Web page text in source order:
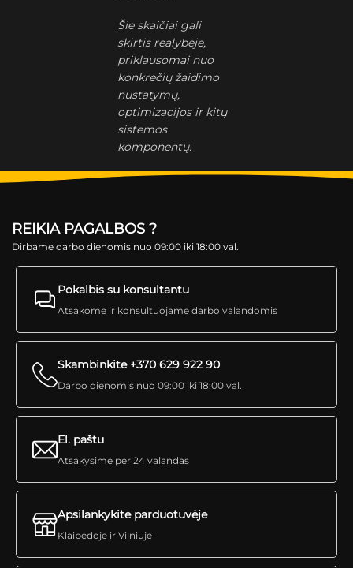
Šie skaičiai gali
skirtis realybėje,
priklausomai nuo
konkrečių žaidimo
nustatymų,
optimizacijos ir kitų
sistemos
komponentų.
REIKIA PAGALBOS ?
Dirbame darbo dienomis nuo 09:00 iki 18:00 val.
Pokalbis su konsultantu
Atsakome ir konsultuojame darbo valandomis
Skambinkite +370 629 922 90
Darbo dienomis nuo 09:00 iki 18:00 val.
El. paštu
Atsakysime per 24 valandas
Apsilankykite parduotuvėje
Klaipėdoje ir Vilniuje